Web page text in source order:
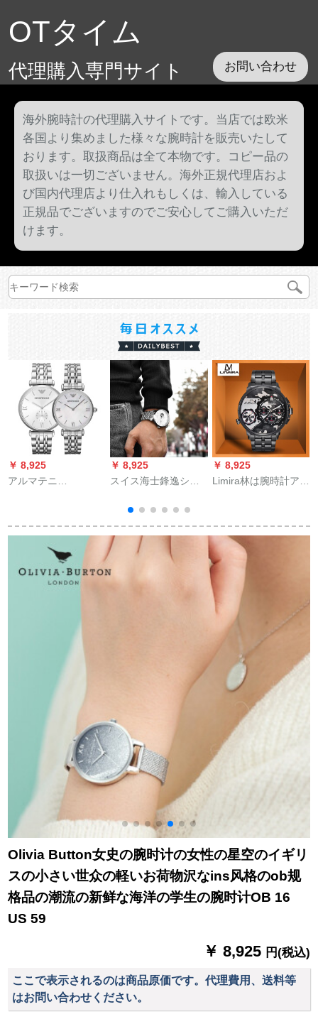
OTタイム
代理購入専門サイト お問い合わせ
海外腕時計の代理購入サイトです。当店では欧米
各国より集めました様々な腕時計を販売いたして
おります。取扱商品は全て本物です。コピー品の
取扱いは一切ございません。海外正規代理店およ
び国内代理店より仕入れもしくは、輸入している
正規品でございますのでご安心してご購入いただ
けます。
￥ 8,925
アルマテニ
￥ 8,925
スイス海士鋒逸シリ
【魅力男神潮掛け】
ファンシ·ピルネネネ
ネス
￥ 8,925
Limira林は腕時計アメ
腕時計男女ダブルタ
イム時計迷彩風腕時
計時計50メトル防水
burack
Olivia Button女史の腕时计の女性の星空のイギリ
スの小さい世众の軽いお荷物沢なins风格のob规
格品の潮流の新鲜な海洋の学生の腕时计OB 16
US 59
￥ 8,925 円(税込)
ここで表示されるのは商品原価です。代理費用、送料等
はお問い合わせください。